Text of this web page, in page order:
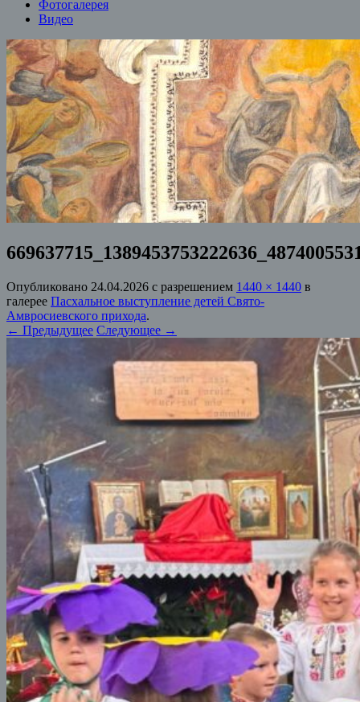
Фотогалерея
Видео
Опубликовано 24.04.2026 с разрешением 1440 × 1440 в
галерее Пасхальное выступление детей Свято-
Амвросиевского прихода.
← Предыдущее Следующее →